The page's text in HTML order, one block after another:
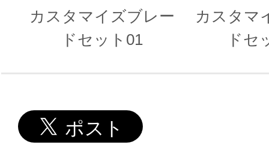
カスタマイズブレー
ドセット01
カスタマ
ドセ